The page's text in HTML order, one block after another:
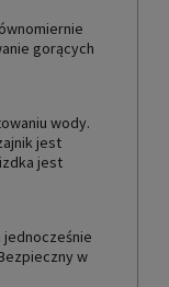
gorących
wody.
jest
jest
jednocześnie
w